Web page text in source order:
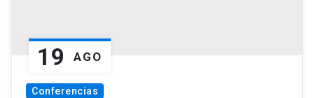
19 AGO
Conferencias